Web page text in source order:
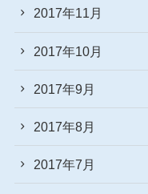
2017年11月
2017年10月
2017年9月
2017年8月
2017年7月